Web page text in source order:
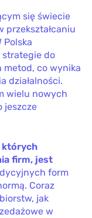
się świecie
przekształcaniu
strategie do
metod, co wynika
działalności.
wielu nowych
jeszcze
których
firm, jest
form
Coraz
jak
w